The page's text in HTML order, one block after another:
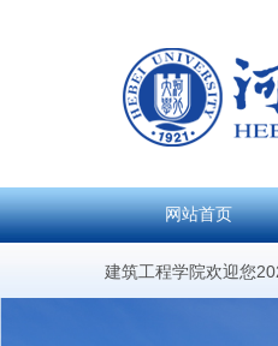
网站首页
建筑工程学院欢迎您